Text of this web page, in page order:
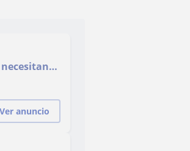
online
Ver anuncio